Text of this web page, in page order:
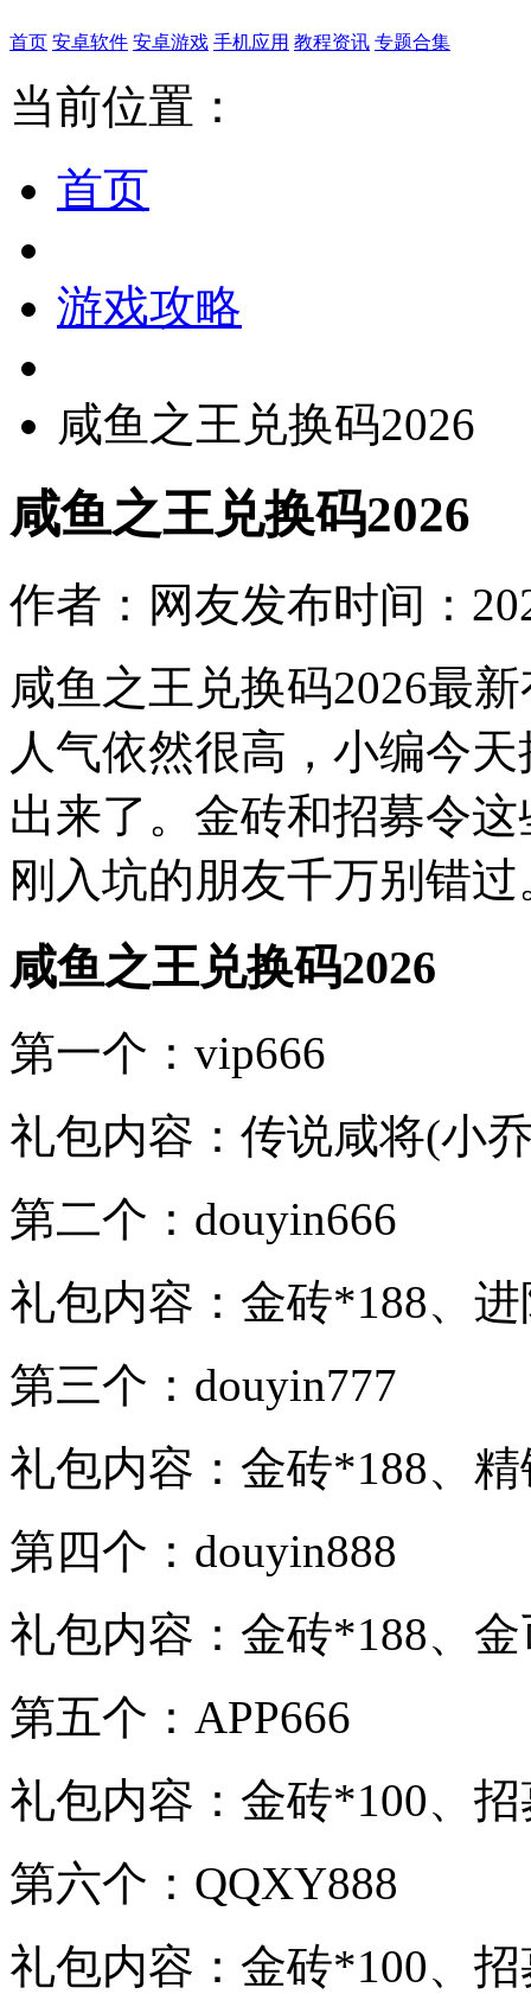
首页 安卓软件 安卓游戏 手机应用 教程资讯 专题合集
当前位置：
首页
游戏攻略
咸鱼之王兑换码2026
咸鱼之王兑换码2026
作者：网友发布时间：
咸鱼之王兑换码2026最
人气依然很高，小编今
出来了。金砖和招募令
刚入坑的朋友千万别错过
咸鱼之王兑换码2026
第一个：vip666
礼包内容：传说咸将(小
第二个：douyin666
礼包内容：金砖*188、进
第三个：douyin777
礼包内容：金砖*188、
第四个：douyin888
礼包内容：金砖*188、
第五个：APP666
礼包内容：金砖*100、
第六个：QQXY888
礼包内容：金砖*100、